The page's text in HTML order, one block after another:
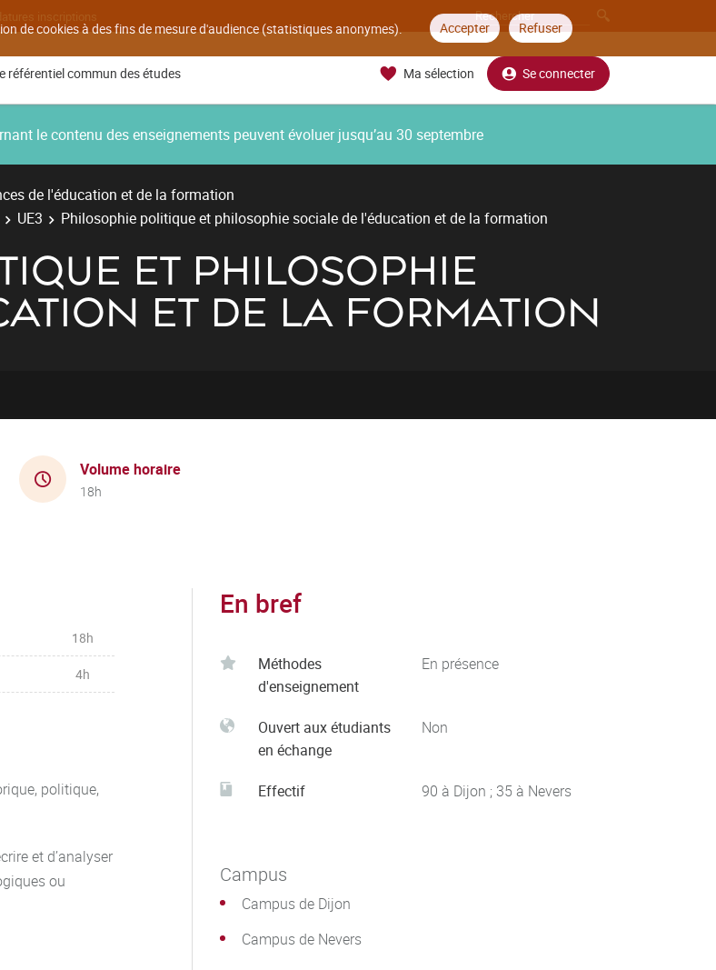
de cookies à des fins de mesure d'audience (statistiques anonymes). Accepter Refuser
inscriptions
référentiel commun des études Ma sélection Se connecter
le contenu des enseignements peuvent évoluer jusqu’au 30 septembre
de l'éducation et de la formation
UE3 Philosophie politique et philosophie sociale de l'éducation et de la formation
ET PHILOSOPHIE
ET DE LA FORMATION
Volume horaire
18h
18h
4h
politique,
et d’analyser
ou
En bref
Méthodes
d'enseignement
En présence
Ouvert aux étudiants
en échange
Non
Effectif 90 à Dijon ; 35 à Nevers
Campus
Campus de Dijon
Campus de Nevers